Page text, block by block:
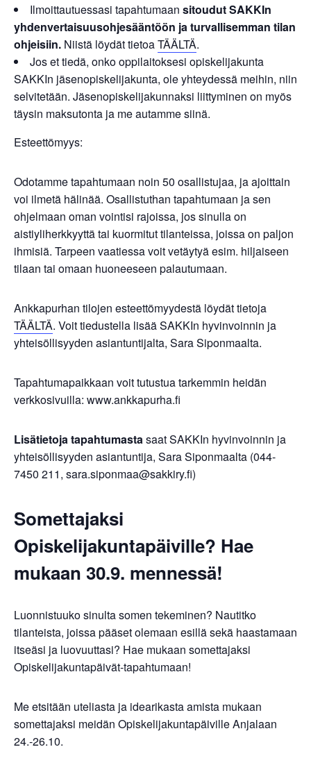
Ilmoittautuessasi tapahtumaan sitoudut SAKKIn
yhdenvertaisuusohjesääntöön ja turvallisemman tilan
ohjeisiin. Niistä löydät tietoaTÄÄLTÄ.
Jos et tiedä, onko oppilaitoksesi opiskelijakunta
SAKKIn jäsenopiskelijakunta, ole yhteydessä meihin, niin
selvitetään. Jäsenopiskelijakunnaksi liittyminen on myös
täysin maksutonta ja me autamme siinä.
Esteettömyys:
Odotamme tapahtumaan noin 50 osallistujaa, ja ajoittain
voi ilmetä hälinää. Osallistuthan tapahtumaan ja sen
ohjelmaan oman vointisi rajoissa, jos sinulla on
aistiyliherkkyyttä tai kuormitut tilanteissa, joissa on paljon
ihmisiä. Tarpeen vaatiessa voit vetäytyä esim. hiljaiseen
tilaan tai omaan huoneeseen palautumaan.
Ankkapurhan tilojen esteettömyydestä löydät tietoja
TÄÄLTÄ. Voit tiedustella lisää SAKKIn hyvinvoinnin ja
yhteisöllisyyden asiantuntijalta, Sara Siponmaalta.
Tapahtumapaikkaan voit tutustua tarkemmin heidän
verkkosivuilla: www.ankkapurha.fi
Lisätietoja tapahtumastasaat SAKKIn hyvinvoinnin ja
yhteisöllisyyden asiantuntija, Sara Siponmaalta (044-
7450 211, sara.siponmaa@sakkiry.fi)
Somettajaksi
Opiskelijakuntapäiville? Hae
mukaan 30.9. mennessä!
Luonnistuuko sinulta somen tekeminen? Nautitko
tilanteista, joissa pääset olemaan esillä sekä haastamaan
itseäsi ja luovuuttasi? Hae mukaan somettajaksi
Opiskelijakuntapäivät-tapahtumaan!
Me etsitään uteliasta ja idearikasta amista mukaan
somettajaksi meidän Opiskelijakuntapäiville Anjalaan
24.-26.10.